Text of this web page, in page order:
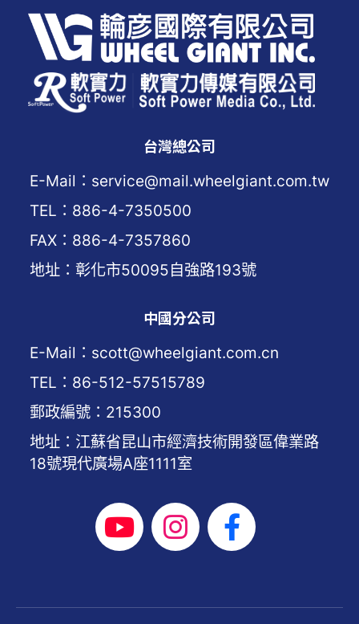
台灣總公司
E-Mail：service@mail.wheelgiant.com.tw
TEL：886-4-7350500
FAX：886-4-7357860
地址：彰化市50095自強路193號
中國分公司
E-Mail：scott@wheelgiant.com.cn
TEL：86-512-57515789
郵政編號：215300
地址：江蘇省昆山市經濟技術開發區偉業路
18號現代廣場A座1111室